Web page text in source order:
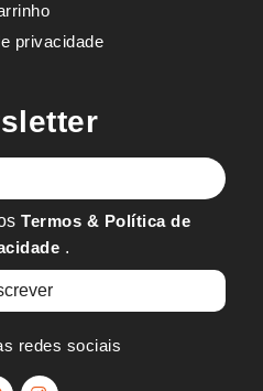
privacidade
Termos & Política de
.
redes sociais